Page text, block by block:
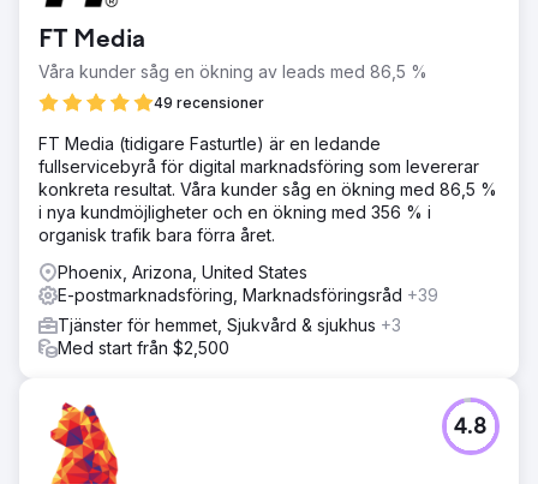
FT Media
Våra kunder såg en ökning av leads med 86,5 %
49 recensioner
FT Media (tidigare Fasturtle) är en ledande
fullservicebyrå för digital marknadsföring som levererar
konkreta resultat. Våra kunder såg en ökning med 86,5 %
i nya kundmöjligheter och en ökning med 356 % i
organisk trafik bara förra året.
Phoenix, Arizona, United States
E-postmarknadsföring, Marknadsföringsråd +39
Tjänster för hemmet, Sjukvård & sjukhus +3
Med start från $2,500
4.8